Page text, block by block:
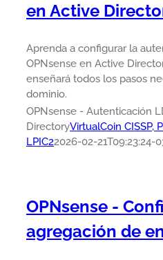
en Active
Aprenda a configurar la
OPNsense en Active
enseñará todos los pasos
dominio.
OPNsense - Autenticación
DirectoryVirtualCoin CISSP,
LPIC22026-02-21T09:23:24-
OPNsense -
agregación de